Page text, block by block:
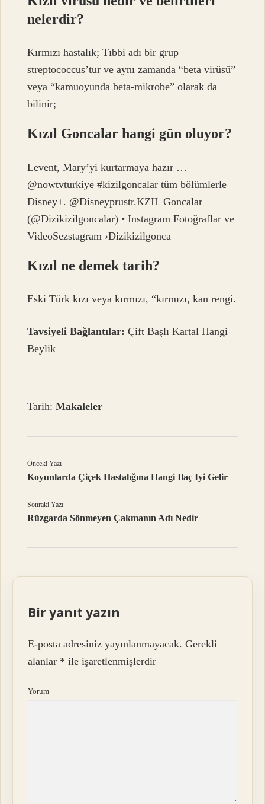
nelerdir?
Kırmızı hastalık; Tıbbi adı bir grup
streptococcus’tur ve aynı zamanda “beta virüsü”
veya “kamuoyunda beta-mikrobe” olarak da
bilinir;
Kızıl Goncalar hangi gün oluyor?
Levent, Mary’yi kurtarmaya hazır …
@nowtvturkiye #kizilgoncalar tüm bölümlerle
Disney+. @Disneyprustr.KZIL Goncalar
(@Dizikizilgoncalar) • Instagram Fotoğraflar ve
VideoSezstagram ›Dizikizilgonca
Kızıl ne demek tarih?
Eski Türk kızı veya kırmızı, “kırmızı, kan rengi.
Tavsiyeli Bağlantılar: Çift Başlı Kartal Hangi
Beylik
Tarih:Makaleler
Önceki Yazı
Koyunlarda Çiçek Hastalığına Hangi Ilaç Iyi Gelir
Sonraki Yazı
Rüzgarda Sönmeyen Çakmanın Adı Nedir
Bir yanıt yazın
E-posta adresiniz yayınlanmayacak. Gerekli
alanlar * ile işaretlenmişlerdir
Yorum